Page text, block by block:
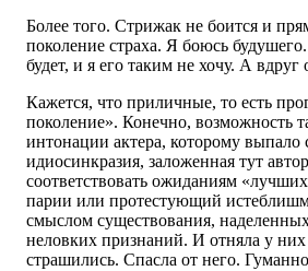
Более того. Стрижак не боится и
поколение страха. Я боюсь
будет, и я его таким не хочу. А
Кажется, что приличные, то есть
поколение». Конечно, возможность
интонации актера, которому выпало
идиосинкразия, заложенная тут
соответствовать ожиданиям
парии или протестующий
смыслом существования,
неловких признаний. И отняла у
страшились. Спасла от него.